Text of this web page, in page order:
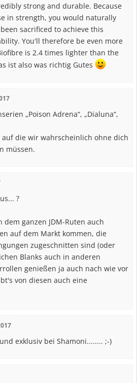
strong and durable. Because
in strength, you would naturally
sacrificed to achieve this
You'll therefore be even more
is 2.4 times lighter than the
ist also was richtig Gutes
„Poison Adrena“, „Dialuna“,
auf die wir wahrscheinlich ohne dich
müssen.
?
dem ganzen JDM-Ruten auch
auf dem Markt kommen, die
zugeschnitten sind (oder
Blanks auch in anderen
genießen ja auch nach wie vor
von diesen auch eine
exklusiv bei Shamoni........ ;-)